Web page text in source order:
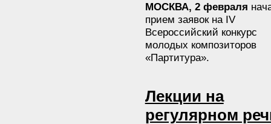
МОСКВА, 2 февраля
прием заявок на IV
Всероссийский конкурс
молодых композиторов
«Партитура».
Лекции на
регулярном